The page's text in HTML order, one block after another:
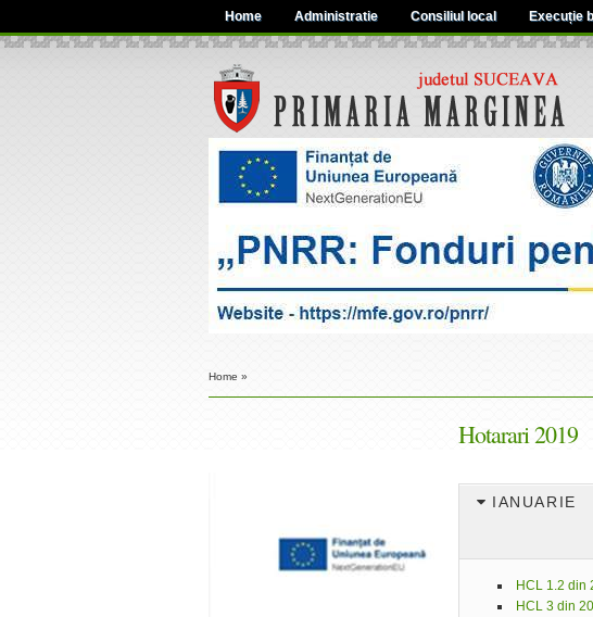
Home Administratie Consiliul local Execuție
Home »
Hotarari 2019
IANUARIE
HCL 1.2 din
HCL 3 din